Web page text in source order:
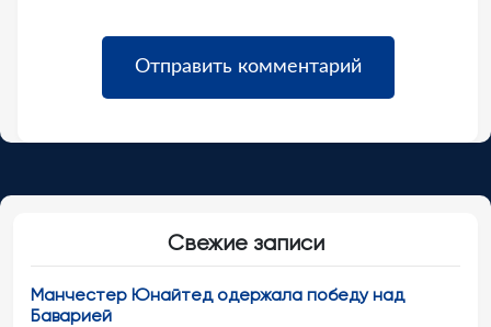
Свежие записи
Манчестер Юнайтед одержала победу над
Баварией